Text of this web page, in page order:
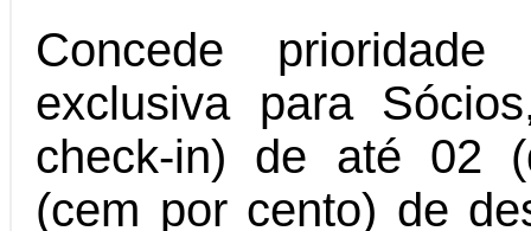
Concede
exclusiva para
check-in) de até 02
(cem por cento) de